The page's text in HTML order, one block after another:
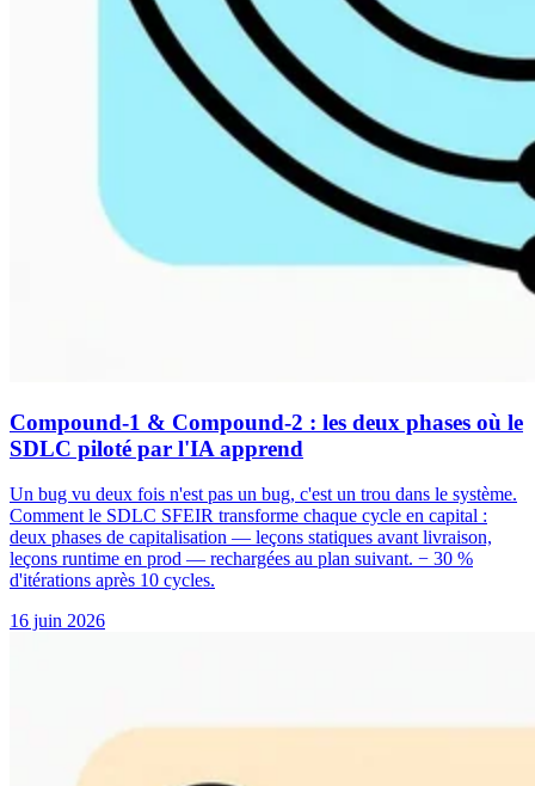
Compound-1 & Compound-2 : les deux phases où le
SDLC piloté par l'IA apprend
Un bug vu deux fois n'est pas un bug, c'est un trou dans le système.
Comment le SDLC SFEIR transforme chaque cycle en capital :
deux phases de capitalisation — leçons statiques avant livraison,
leçons runtime en prod — rechargées au plan suivant. − 30 %
d'itérations après 10 cycles.
16 juin 2026